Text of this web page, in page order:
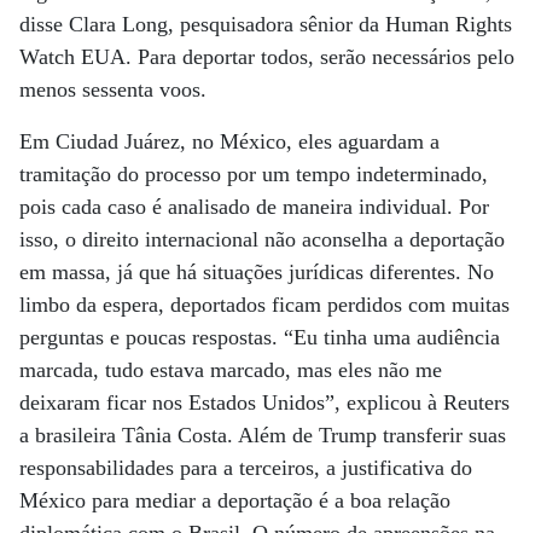
disse Clara Long, pesquisadora sênior da Human Rights
Watch EUA. Para deportar todos, serão necessários pelo
menos sessenta voos.
Em Ciudad Juárez, no México, eles aguardam a
tramitação do processo por um tempo indeterminado,
pois cada caso é analisado de maneira individual. Por
isso, o direito internacional não aconselha a deportação
em massa, já que há situações jurídicas diferentes. No
limbo da espera, deportados ficam perdidos com muitas
perguntas e poucas respostas. “Eu tinha uma audiência
marcada, tudo estava marcado, mas eles não me
deixaram ficar nos Estados Unidos”, explicou à Reuters
a brasileira Tânia Costa. Além de Trump transferir suas
responsabilidades para a terceiros, a justificativa do
México para mediar a deportação é a boa relação